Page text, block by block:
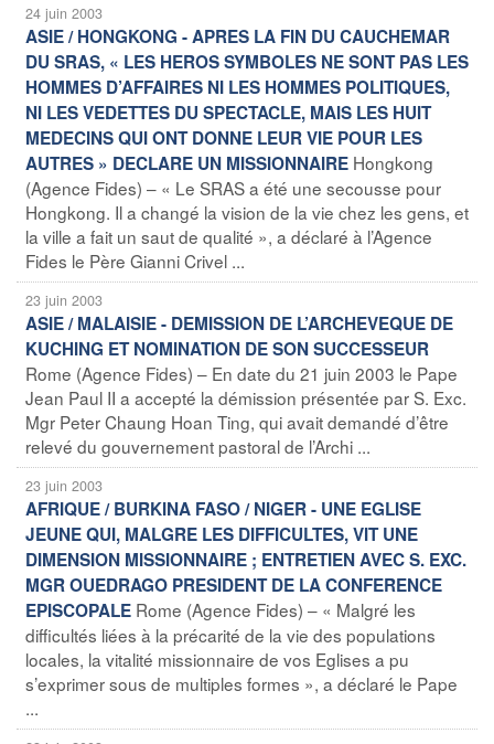
24 juin 2003
ASIE / HONGKONG - APRES LA FIN DU CAUCHEMAR
DU SRAS, « LES HEROS SYMBOLES NE SONT PAS LES
HOMMES D’AFFAIRES NI LES HOMMES POLITIQUES,
NI LES VEDETTES DU SPECTACLE, MAIS LES HUIT
MEDECINS QUI ONT DONNE LEUR VIE POUR LES
AUTRES » DECLARE UN MISSIONNAIRE Hongkong
(Agence Fides) – « Le SRAS a été une secousse pour
Hongkong. Il a changé la vision de la vie chez les gens, et
la ville a fait un saut de qualité », a déclaré à l’Agence
Fides le Père Gianni Crivel ...
23 juin 2003
ASIE / MALAISIE - DEMISSION DE L’ARCHEVEQUE DE
KUCHING ET NOMINATION DE SON SUCCESSEUR
Rome (Agence Fides) – En date du 21 juin 2003 le Pape
Jean Paul II a accepté la démission présentée par S. Exc.
Mgr Peter Chaung Hoan Ting, qui avait demandé d’être
relevé du gouvernement pastoral de l’Archi ...
23 juin 2003
AFRIQUE / BURKINA FASO / NIGER - UNE EGLISE
JEUNE QUI, MALGRE LES DIFFICULTES, VIT UNE
DIMENSION MISSIONNAIRE ; ENTRETIEN AVEC S. EXC.
MGR OUEDRAGO PRESIDENT DE LA CONFERENCE
EPISCOPALE Rome (Agence Fides) – « Malgré les
difficultés liées à la précarité de la vie des populations
locales, la vitalité missionnaire de vos Eglises a pu
s’exprimer sous de multiples formes », a déclaré le Pape
...